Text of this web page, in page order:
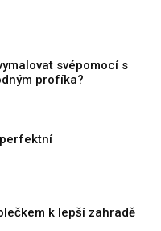
svépomocí s
profíka?
k lepší zahradě